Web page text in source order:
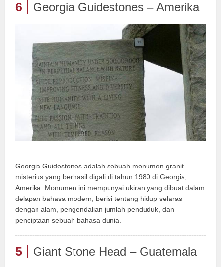
6 Georgia Guidestones – Amerika
Georgia Guidestones adalah sebuah monumen granit
misterius yang berhasil digali di tahun 1980 di Georgia,
Amerika. Monumen ini mempunyai ukiran yang dibuat dalam
delapan bahasa modern, berisi tentang hidup selaras
dengan alam, pengendalian jumlah penduduk, dan
penciptaan sebuah bahasa dunia.
5 Giant Stone Head – Guatemala